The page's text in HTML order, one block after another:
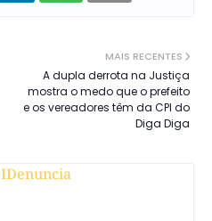
MAIS RECENTES
A dupla derrota na Justiça
mostra o medo que o prefeito
e os vereadores têm da CPI do
Diga Diga
IDenuncia